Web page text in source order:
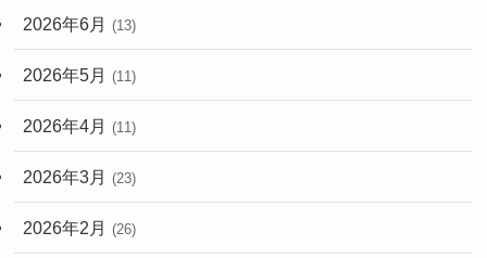
2026年6月 (13)
2026年5月 (11)
2026年4月 (11)
2026年3月 (23)
2026年2月 (26)